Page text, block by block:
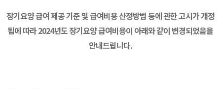
장기요양 급여 제공 기준 및 급여비용 산정방법 등에 관한 고시가 개정
됨에 따라2024년도 장기요양 급여비용이 아래와 같이 변경되었음을
안내드립니다.